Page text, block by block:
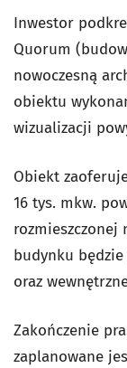
Inwestor
Quorum
nowoczesną
obiektu
wizualizacji
Obiekt
16 tys. mkw.
rozmieszczonej
budynku
oraz
Zakończenie
zaplanowane